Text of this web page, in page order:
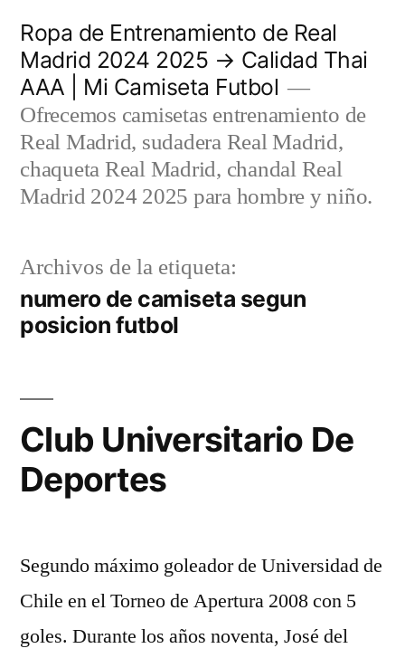
contenido
Ropa de Entrenamiento de Real
Madrid 2024 2025 → Calidad Thai
AAA | Mi Camiseta Futbol
Ofrecemos camisetas entrenamiento de
Real Madrid, sudadera Real Madrid,
chaqueta Real Madrid, chandal Real
Madrid 2024 2025 para hombre y niño.
Archivos de la etiqueta:
numero de camiseta segun
posicion futbol
Club Universitario De
Deportes
Segundo máximo goleador de Universidad de
Chile en el Torneo de Apertura 2008 con 5
goles. Durante los años noventa, José del